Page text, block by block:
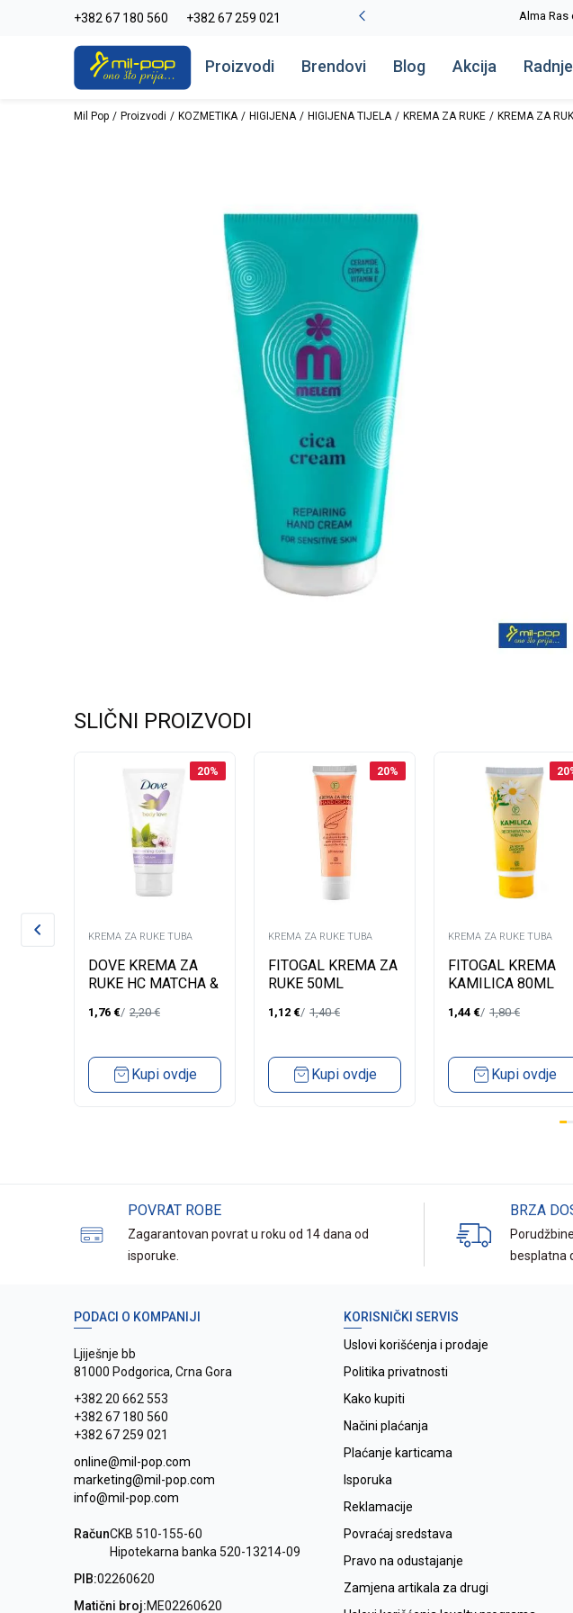
+382 67 180 560 +382 67 259 021
La Plage peškiri do -30% Pogledaj više Alma Ras
Proizvodi Brendovi Blog Akcija Radnje
Mil Pop Proizvodi KOZMETIKA HIGIJENA HIGIJENA TIJELA KREMA ZA RUKE KREMA ZA
SLIČNI PROIZVODI
20%
KREMA ZA RUKE TUBA
DOVE KREMA ZA
RUKE HC MATCHA &
1,76 € 2,20€
Kupi ovdje
20%
KREMA ZA RUKE TUBA
FITOGAL KREMA ZA
RUKE 50ML
1,12 € 1,40€
Kupi ovdje
20
KREMA ZA RUKE TUBA
FITOGAL KREMA
KAMILICA 80ML
1,44 € 1,80€
Kupi ovdje
POVRAT ROBE
Zagarantovan povrat u roku od 14 dana od
isporuke.
BRZA
besplatna
PODACI O KOMPANIJI
Ljiješnje bb
81000 Podgorica, Crna Gora
+382 20 662 553
+382 67 180 560
+382 67 259 021
online@mil-pop.com
marketing@mil-pop.com
info@mil-pop.com
RačunCKB 510-155-60
Hipotekarna banka 520-13214-09
PIB:02260620
Matični broj:ME02260620
KORISNIČKI SERVIS
Uslovi korišćenja i prodaje
Politika privatnosti
Kako kupiti
Načini plaćanja
Plaćanje karticama
Isporuka
Reklamacije
Povraćaj sredstava
Pravo na odustajanje
Zamjena artikala za drugi